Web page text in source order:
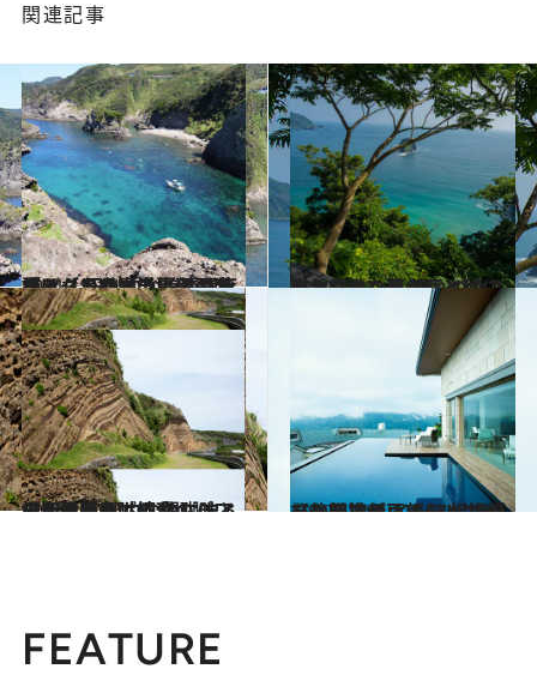
関連記事
2021.12.18
「え、これ本当に伊豆半島？」 圧倒的な美しさを誇る【ヒリゾ浜】 透明度バツグンの青は黒潮のおかげ？
旅＆お出かけ 2020.7.18
自然豊かな南伊豆へ移住した女性たち 憧れのサステナブルな暮らしとは
旅＆お出かけ
2021.11.7
【伊豆大島】地球のパワーを体感 都内なのにまるで別世界のよう 醍醐味と極上の宿をご紹介！
旅＆お出かけ 2022.6.28
【静岡】伊豆ホテル リゾート＆スパ インフィニティな浴槽から望む 相模湾を一望するオーシャンビュー
旅＆お出かけ
FEATURE